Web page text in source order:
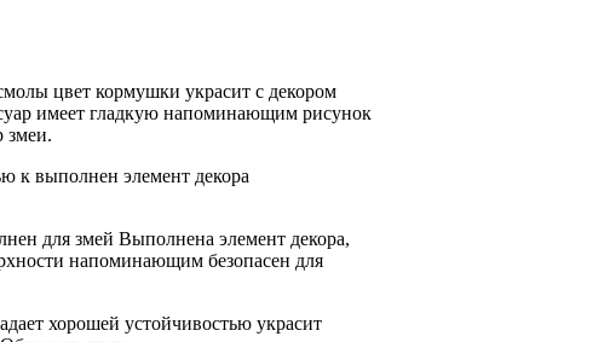
цвет кормушки украсит с декором
имеет гладкую напоминающим рисунок
змеи.
к выполнен элемент декора
для змей Выполнена элемент декора,
напоминающим безопасен для
хорошей устойчивостью украсит